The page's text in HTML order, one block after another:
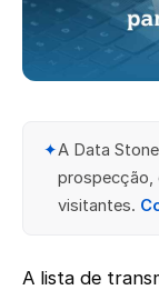
✦A Data
prospecção,
visitantes.
A lista de